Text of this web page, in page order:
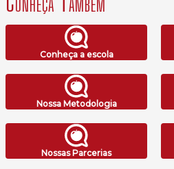
Conheça a escola
Nossa Metodologia
Nossas Parcerias